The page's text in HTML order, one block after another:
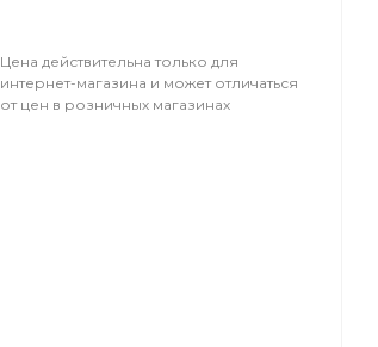
Цена действительна только для
интернет-магазина и может отличаться
от цен в розничных магазинах